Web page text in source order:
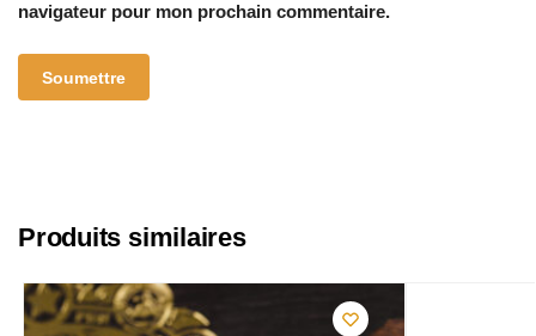
navigateur pour mon prochain commentaire.
Produits similaires